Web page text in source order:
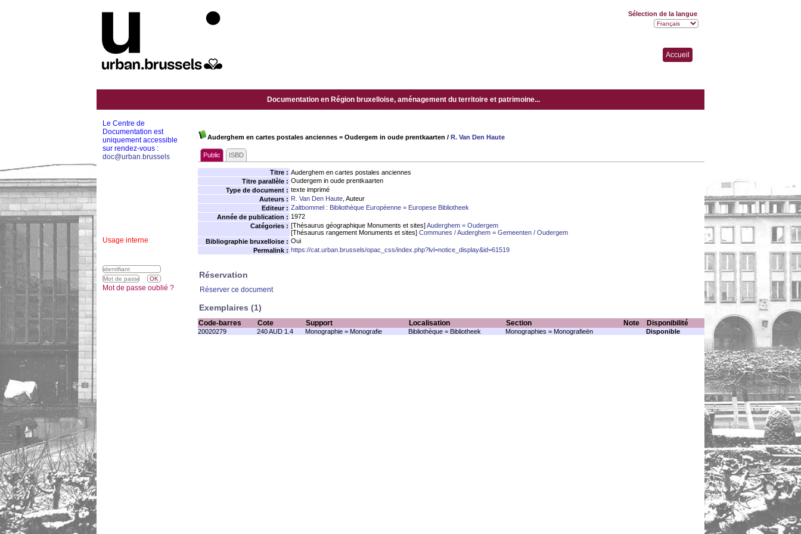
Accueil
Documentation en Région bruxelloise, aménagement du territoire et patrimoine...
Auderghem en cartes postales anciennes = Oudergem in oude prentkaarten / R. Van Den Haute
Public ISBD
Titre : Auderghem en cartes postales anciennes
Titre parallèle : Oudergem in oude prentkaarten
Type de document : texte imprimé
Auteurs : R. Van Den Haute , Auteur
Editeur : Zaltbommel : Bibliothèque Européenne = Europese Bibliotheek
Année de publication : 1972
Catégories : [Thésaurus géographique Monuments et sites]Auderghem = Oudergem
[Thésaurus rangement Monuments et sites] Communes / Auderghem = Gemeenten / Oudergem
Bibliographie bruxelloise : Oui
Permalink : https://cat.urban.brussels/opac_css/index.php?lvl=notice_display&id=61519
Réservation
Réserver ce document
Exemplaires (1)
Code-barres Cote Support Localisation Section Note Disponibilité
20020279 240 AUD 1.4 Monographie = Monografie Bibliothèque = Bibliotheek Monographies = Monografieën Disponible
Le Centre de
Documentation est
uniquement accessible
sur rendez-vous :
doc@urban.brussels
Usage interne
Sélection de la langue
Mot de passe oublié ?